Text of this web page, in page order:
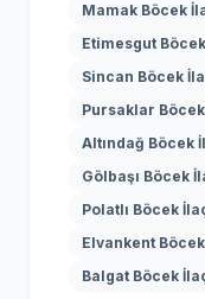
Mamak Böcek
Etimesgut
Sincan Böcek
Pursaklar
Altındağ Böcek
Gölbaşı Böcek
Polatlı Böcek
Elvankent
Balgat Böcek